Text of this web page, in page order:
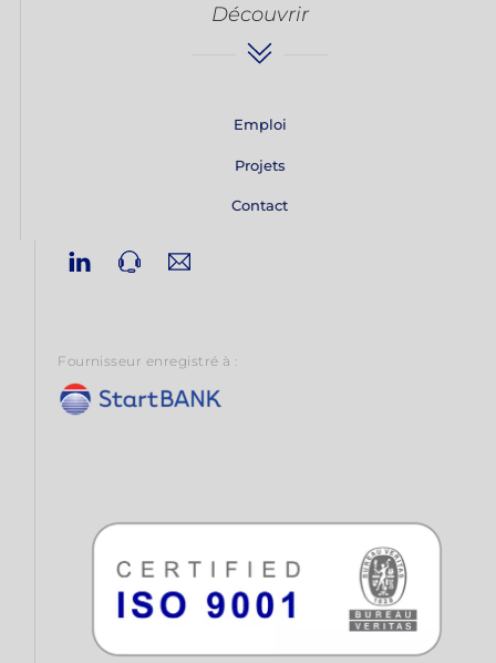
Découvrir
Emploi
Projets
Contact
Linkedin
Fournisseur enregistré à :